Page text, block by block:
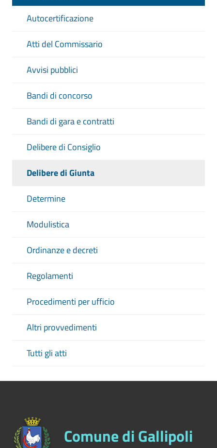
Autocertificazione
Atti del Commissario
Avvisi pubblici
Bandi di concorso
Bandi di gara e contratti
Delibere di Consiglio
Delibere di Giunta
Determine
Modulistica
Ordinanze e decreti
Regolamenti
Procedimenti per ufficio
Altri provvedimenti
Tutti gli atti
Comune di Gallipoli